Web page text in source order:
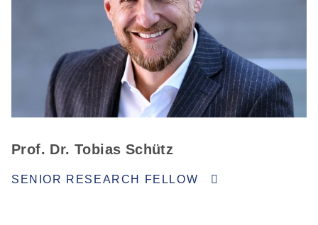
Prof. Dr. Tobias Schütz
SENIOR RESEARCH FELLOW